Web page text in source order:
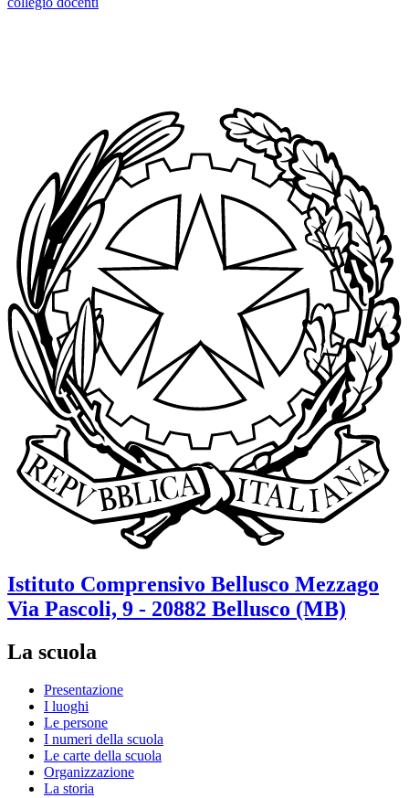
Istituto Comprensivo Bellusco Mezzago
Via Pascoli, 9 - 20882 Bellusco (MB)
La scuola
Presentazione
I luoghi
Le persone
I numeri della scuola
Le carte della scuola
Organizzazione
La storia